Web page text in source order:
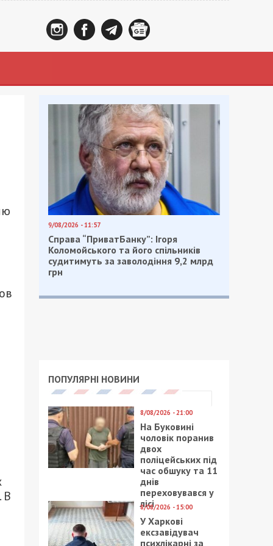
В
9/08/2026 - 11:57
Справа “ПриватБанку”: Ігоря
Коломойського та його спільників
судитимуть за заволодіння 9,2 млрд
грн
ПОПУЛЯРНІ НОВИНИ
8/08/2026 - 21:00
На Буковині
чоловік поранив
двох
поліцейських під
час обшуку та 11
днів
переховувався у
лісі
8/08/2026 - 15:00
У Харкові
ексзавідувач
психлікарні за